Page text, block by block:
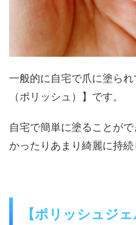
一般的に自宅で爪に塗ら
（ポリッシュ）】です。
自宅で簡単に塗ることが
かったりあまり綺麗に持続
【ポリッシュジェ